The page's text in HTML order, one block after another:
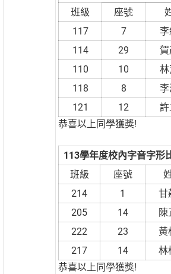
班級
座號
117
7
114
29
110
10 林
118
8 李
121
12
恭喜以上同學獲獎!
113學年度校內字音字形
班級
座號
214
1 甘
205
14
222
23 黃
217
14 林
恭喜以上同學獲獎!